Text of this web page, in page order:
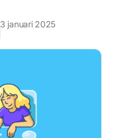
3 januari 2025